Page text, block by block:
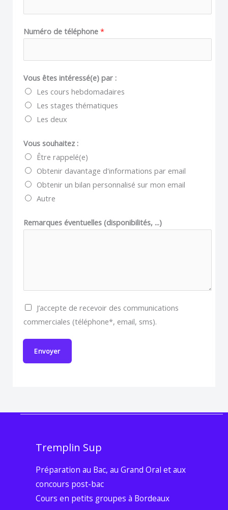
e
Numéro de téléphone *
Vous êtes intéressé(e) par :
Les cours hebdomadaires
Les stages thématiques
Les deux
Vous souhaitez :
Être rappelé(e)
Obtenir davantage d'informations par email
Obtenir un bilan personnalisé sur mon email
Autre
Remarques éventuelles (disponibilités, ...)
J’accepte de recevoir des communications
commerciales (téléphone*, email, sms).
Envoyer
Tremplin Sup
Préparation au Bac, au Grand Oral et aux
concours post-bac
Cours en petits groupes à Bordeaux